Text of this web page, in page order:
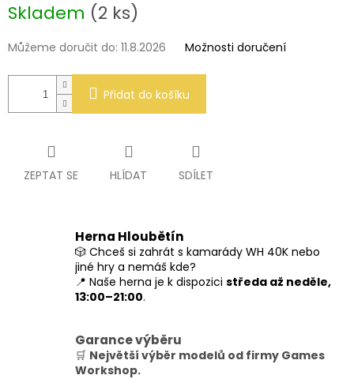
cena:
Skladem (2 ks)
Můžeme doručit do: 11.8.2026 Možnosti doručení
Přidat do košíku
ZEPTAT SE HLÍDAT SDÍLET
Herna Hloubětín
🎲 Chceš si zahrát s kamarády WH 40K nebo
jiné hry a nemáš kde?
📍 Naše herna je k dispozici středa až neděle,
13:00–21:00.
Garance výběru
🛒 Největší výběr modelů od firmy Games
Workshop.